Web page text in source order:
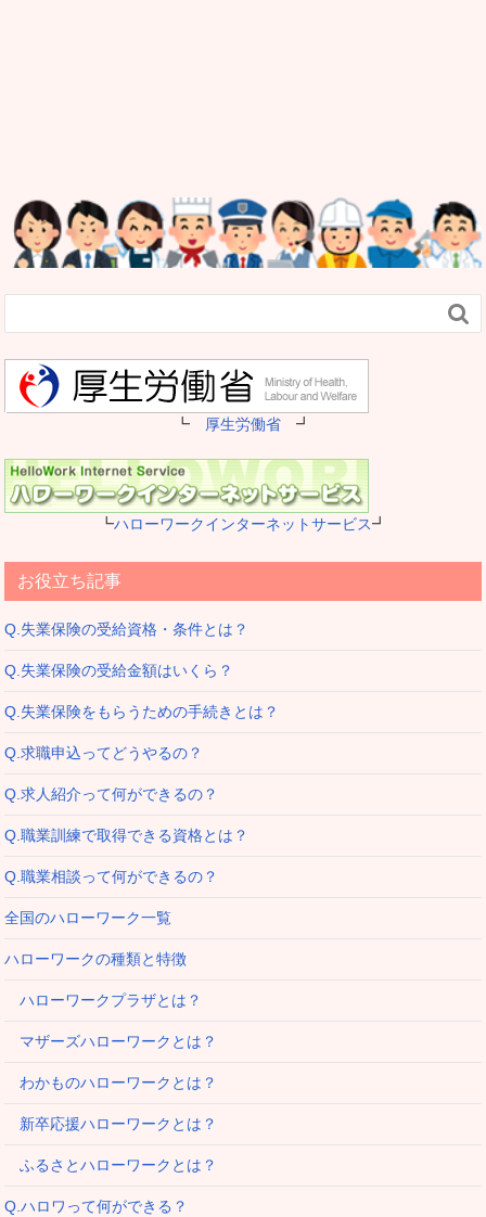

┗ 厚生労働省 ┛
┗ハローワークインターネットサービス┛
お役立ち記事
Q.失業保険の受給資格・条件とは？
Q.失業保険の受給金額はいくら？
Q.失業保険をもらうための手続きとは？
Q.求職申込ってどうやるの？
Q.求人紹介って何ができるの？
Q.職業訓練で取得できる資格とは？
Q.職業相談って何ができるの？
全国のハローワーク一覧
ハローワークの種類と特徴
ハローワークプラザとは？
マザーズハローワークとは？
わかものハローワークとは？
新卒応援ハローワークとは？
ふるさとハローワークとは？
Q.ハロワって何ができる？